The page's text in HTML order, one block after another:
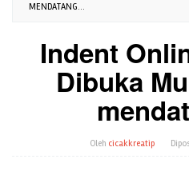
MENDATANG…
Indent
Dibuka
Oleh cicakkreatip